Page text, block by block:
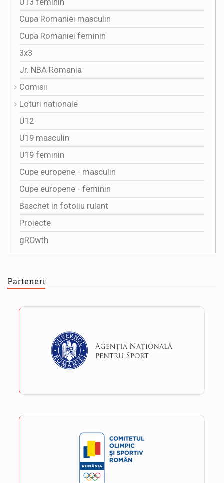
Cupa Romaniei masculin
Cupa Romaniei feminin
3x3
Jr. NBA Romania
Comisii
Loturi nationale
U12
U19 masculin
U19 feminin
Cupe europene - masculin
Cupe europene - feminin
Baschet in fotoliu rulant
Proiecte
gROwth
Parteneri